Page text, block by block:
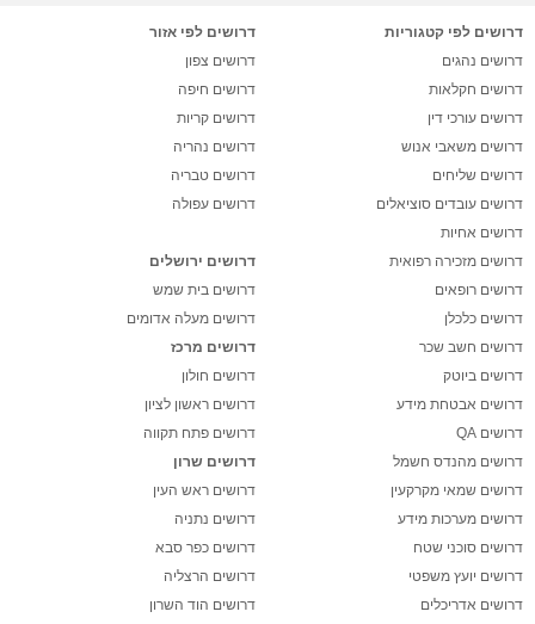
דרושים לפי קטגוריות
דרושים נהגים
דרושים חקלאות
דרושים עורכי דין
דרושים משאבי אנוש
דרושים שליחים
דרושים עובדים סוציאלים
דרושים אחיות
דרושים מזכירה רפואית
דרושים רופאים
דרושים כלכלן
דרושים חשב שכר
דרושים ביוטק
דרושים אבטחת מידע
דרושים QA
דרושים מהנדס חשמל
דרושים שמאי מקרקעין
דרושים מערכות מידע
דרושים סוכני שטח
דרושים יועץ משפטי
דרושים אדריכלים
דרושים לפי אזור
דרושים צפון
דרושים חיפה
דרושים קריות
דרושים נהריה
דרושים טבריה
דרושים עפולה
דרושים ירושלים
דרושים בית שמש
דרושים מעלה אדומים
דרושים מרכז
דרושים חולון
דרושים ראשון לציון
דרושים פתח תקווה
דרושים שרון
דרושים ראש העין
דרושים נתניה
דרושים כפר סבא
דרושים הרצליה
דרושים הוד השרון